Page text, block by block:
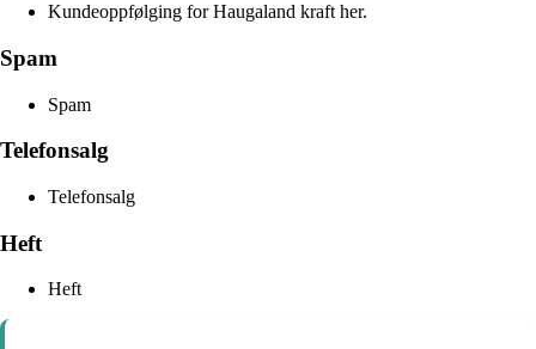
Kundeoppfølging for Haugaland kraft her.
Spam
Spam
Telefonsalg
Telefonsalg
Heft
Heft